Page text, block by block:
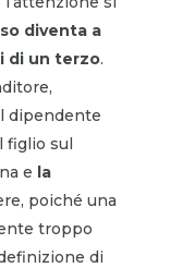
diventa a
di un terzo.
dipendente
figlio sul
e la
poiché una
troppo
di